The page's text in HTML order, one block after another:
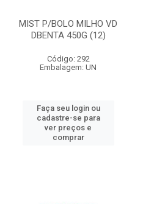
MIST P/BOLO MILHO VD
DBENTA 450G (12)
Código: 292
Embalagem: UN
Faça seu login ou
cadastre-se para
ver preços e
comprar